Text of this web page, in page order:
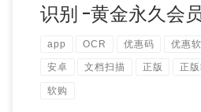
识别 -黄金永久会
app OCR 优惠码 优惠
安卓 文档扫描 正版 正
软购